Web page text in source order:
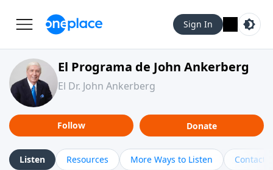
Sign In
El Programa de John Ankerberg
El Dr. John Ankerberg
Follow Donate
Listen Resources More Ways to Listen Contact